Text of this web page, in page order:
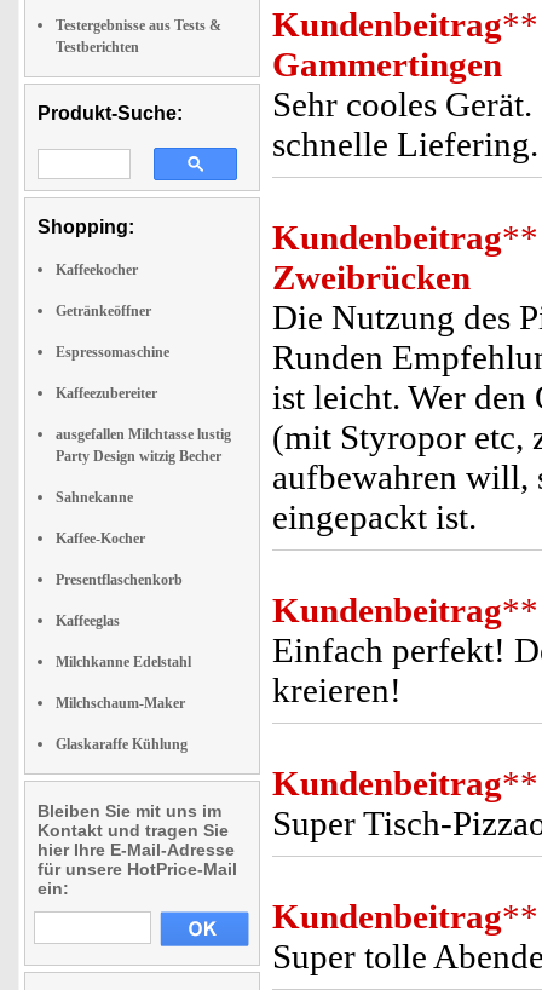
Testergebnisse aus Tests &
Testberichten
Produkt-Suche:
Shopping:
Kaffeekocher
Getränkeöffner
Espressomaschine
Kaffeezubereiter
ausgefallen Milchtasse lustig
Party Design witzig Becher
Sahnekanne
Kaffee-Kocher
Presentflaschenkorb
Kaffeeglas
Milchkanne Edelstahl
Milchschaum-Maker
Glaskaraffe Kühlung
Bleiben Sie mit uns im
Kontakt und tragen Sie
hier Ihre E-Mail-Adresse
für unsere HotPrice-Mail
ein:
Kundenbeitrag**
Gammertingen
Sehr cooles
schnelle
Kundenbeitrag**
Zweibrücken
Die Nutzung des
Runden
ist leicht. Wer
(mit Styropor etc,
aufbewahren will,
eingepackt ist.
Kundenbeitrag**
Einfach perfekt!
kreieren!
Kundenbeitrag**
Super Tisch-
Kundenbeitrag**
Super tolle